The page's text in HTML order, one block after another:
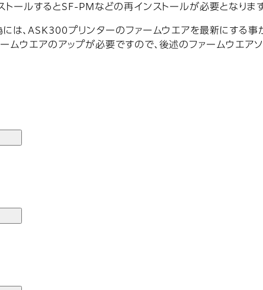
トールするとSF-PMなどの再インストールが必要となります
は、ASK300プリンターのファームウエアを最新にする事
ウエアのアップが必要ですので、後述のファームウエア